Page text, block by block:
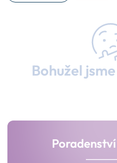
Bohužel